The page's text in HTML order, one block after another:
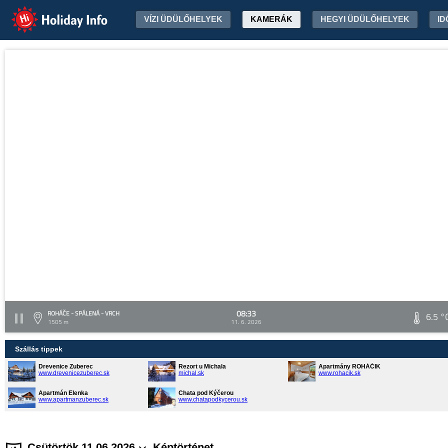
Holiday Info VÍZI ÜDÜLŐHELYEK KAMERÁK HEGYI ÜDÜLŐHELYEK
ROHÁČE - SPÁLENÁ - VRCH
1505 m
08:33
11. 6. 2026 6.5
Szállás tippek
Drevenice Zuberec
www.drevenicezuberec.sk
Rezort u Michala
michal.sk
Apartmány ROHÁČIK
www.rohacik.sk
Apartmán Elenka
www.apartmanzuberec.sk
Chata pod Kýčerou
www.chatapodkycerou.sk